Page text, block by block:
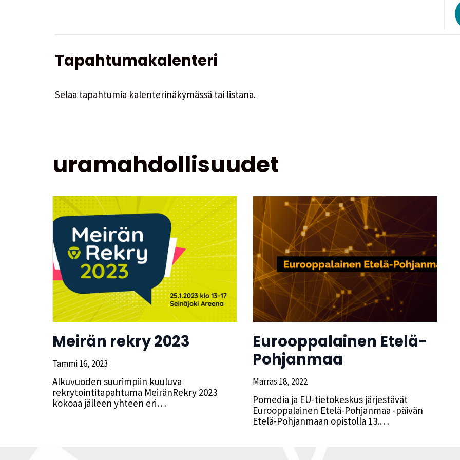
Tapahtumakalenteri
Selaa tapahtumia kalenterinäkymässä tai listana.
uramahdollisuudet
Meirän rekry 2023
Tammi 16, 2023
Alkuvuoden suurimpiin kuuluva
rekrytointitapahtuma MeiränRekry 2023
kokoaa jälleen yhteen eri…
Eurooppalainen Etelä-
Pohjanmaa
Marras 18, 2022
Pomedia ja EU-tietokeskus järjestävät
Eurooppalainen Etelä-Pohjanmaa -päivän
Etelä-Pohjanmaan opistolla 13.…